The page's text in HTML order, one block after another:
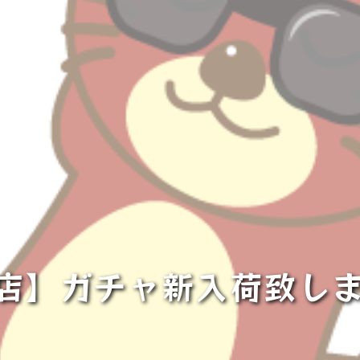
】ガチャ新入荷致し